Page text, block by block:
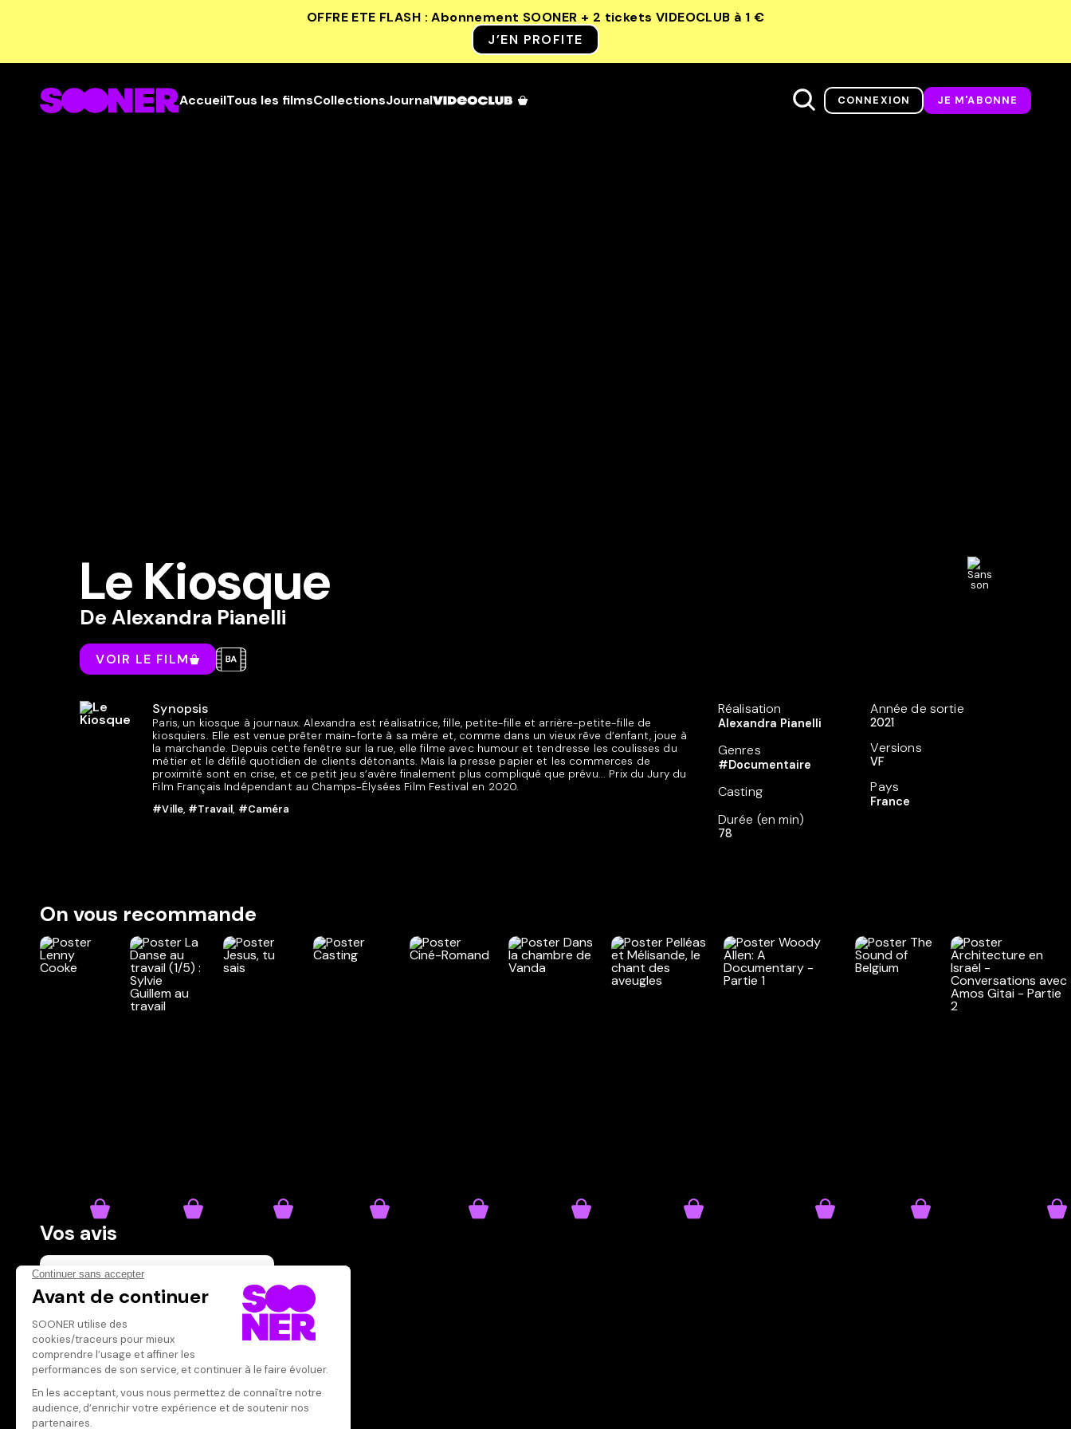
OFFRE ETE FLASH : Abonnement SOONER + 2 tickets VIDEOCLUB à 1 €
J’EN PROFITE
AccueilTous les filmsCollectionsJournal CONNEXION JE M'ABONNE
Le Kiosque
De Alexandra Pianelli
VOIR LE FILM
Synopsis
Paris, un kiosque à journaux. Alexandra est réalisatrice, fille, petite-fille et arrière-petite-fille de
kiosquiers. Elle est venue prêter main-forte à sa mère et, comme dans un vieux rêve d’enfant, joue à
la marchande. Depuis cette fenêtre sur la rue, elle filme avec humour et tendresse les coulisses du
métier et le défilé quotidien de clients détonants. Mais la presse papier et les commerces de
proximité sont en crise, et ce petit jeu s’avère finalement plus compliqué que prévu... Prix du Jury du
Film Français Indépendant au Champs-Élysées Film Festival en 2020.
#Ville, #Travail, #Caméra
Réalisation
Alexandra Pianelli
Genres
#Documentaire
Casting
Durée (en min)
78
Année de sortie
2021
Versions
VF
Pays
France
On vous recommande
Vos avis
Donnez votre avis
Votre note
Votre commentaire
Il faut vous connecter pour
publier un avis